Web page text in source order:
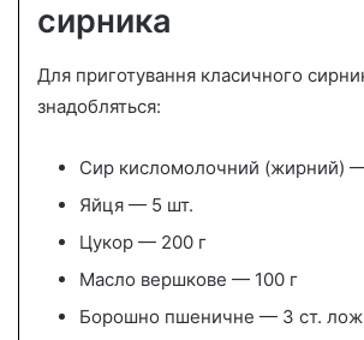
сирника
Для приготування класичного
знадобляться:
Сир кисломолочний (жирний)
Яйця — 5 шт.
Цукор — 200 г
Масло вершкове — 100 г
Борошно пшеничне — 3 ст.